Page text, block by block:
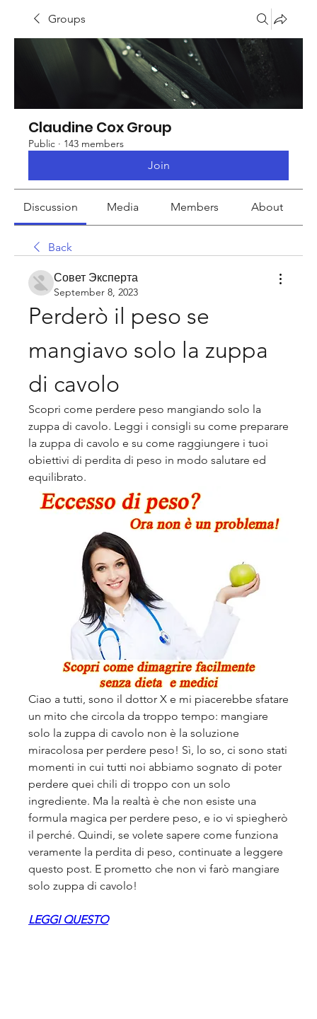
Groups
Claudine Cox Group
Public · 143 members
Join
Discussion Media Members About
Back
Совет Эксперта
September 8, 2023
Perderò il peso se
mangiavo solo la zuppa
di cavolo
Scopri come perdere peso mangiando solo la
zuppa di cavolo. Leggi i consigli su come preparare
la zuppa di cavolo e su come raggiungere i tuoi
obiettivi di perdita di peso in modo salutare ed
equilibrato.
Ciao a tutti, sono il dottor X e mi piacerebbe sfatare
un mito che circola da troppo tempo: mangiare
solo la zuppa di cavolo non è la soluzione
miracolosa per perdere peso! Sì, lo so, ci sono stati
momenti in cui tutti noi abbiamo sognato di poter
perdere quei chili di troppo con un solo
ingrediente. Ma la realtà è che non esiste una
formula magica per perdere peso, e io vi spiegherò
il perché. Quindi, se volete sapere come funziona
veramente la perdita di peso, continuate a leggere
questo post. E prometto che non vi farò mangiare
solo zuppa di cavolo!
LEGGI QUESTO